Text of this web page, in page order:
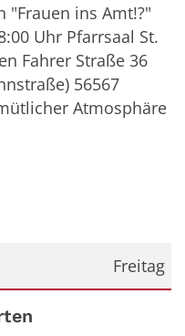
"Frauen ins Amt!?"
Uhr Pfarrsaal St.
Fahrer Straße 36
56567
Atmosphäre
Freitag